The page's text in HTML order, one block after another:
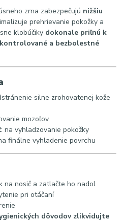
zrna zabezpečujú nižšiu
prehrievanie pokožky a
klobúčiky dokonale priľnú k
a bezbolestné
silne zrohovatenej kože
mozoľov
: na vyhladzovanie pokožky
finálne vyhladenie povrchu
na nosič a zatlačte ho nadol
pri otáčaní
dôvodov zlikvidujte